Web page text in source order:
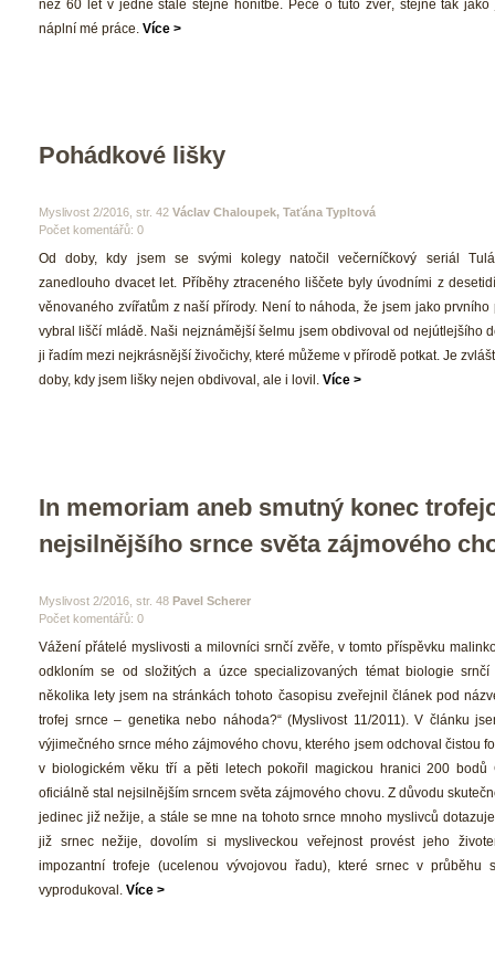
než 60 let v jedné stále stejné honitbě. Péče o tuto zvěř, stejně tak jako
náplní mé práce. Více >
Pohádkové lišky
Myslivost 2/2016, str. 42 Václav Chaloupek, Taťána Typltová
Počet komentářů: 0
Od doby, kdy jsem se svými kolegy natočil večerníčkový seriál
zanedlouho dvacet let. Příběhy ztraceného liščete byly úvodními z
věnovaného zvířatům z naší přírody. Není to náhoda, že jsem jako prvního
vybral liščí mládě. Naši nejznámější šelmu jsem obdivoval od nejútlejšího
ji řadím mezi nejkrásnější živočichy, které můžeme v přírodě potkat. Je
doby, kdy jsem lišky nejen obdivoval, ale i lovil. Více >
In memoriam aneb smutný konec
nejsilnějšího srnce světa zájmového
Myslivost 2/2016, str. 48 Pavel Scherer
Počet komentářů: 0
Vážení přátelé myslivosti a milovníci srnčí zvěře, v tomto příspěvku
odkloním se od složitých a úzce specializovaných témat biologie srnčí
několika lety jsem na stránkách tohoto časopisu zveřejnil článek pod
trofej srnce – genetika nebo náhoda?“ (Myslivost 11/2011). V článku
výjimečného srnce mého zájmového chovu, kterého jsem odchoval čistou
v biologickém věku tří a pěti letech pokořil magickou hranici 200 bodů
oficiálně stal nejsilnějším srncem světa zájmového chovu. Z důvodu
jedinec již nežije, a stále se mne na tohoto srnce mnoho myslivců
již srnec nežije, dovolím si mysliveckou veřejnost provést jeho
impozantní trofeje (ucelenou vývojovou řadu), které srnec v průběhu
vyprodukoval. Více >